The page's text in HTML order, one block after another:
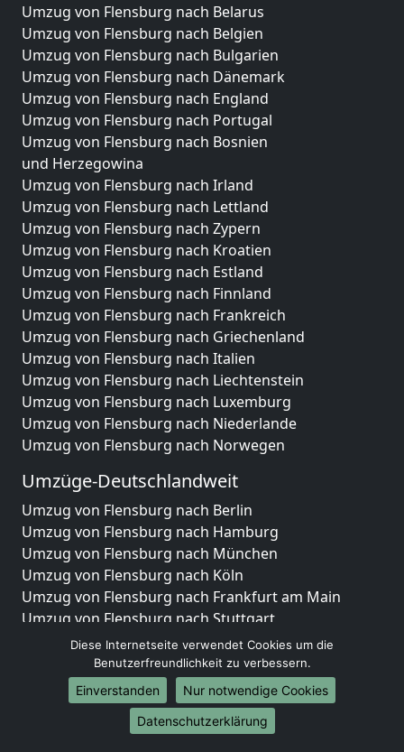
Umzug von Flensburg nach Belarus
Umzug von Flensburg nach Belgien
Umzug von Flensburg nach Bulgarien
Umzug von Flensburg nach Dänemark
Umzug von Flensburg nach England
Umzug von Flensburg nach Portugal
Umzug von Flensburg nach Bosnien
und Herzegowina
Umzug von Flensburg nach Irland
Umzug von Flensburg nach Lettland
Umzug von Flensburg nach Zypern
Umzug von Flensburg nach Kroatien
Umzug von Flensburg nach Estland
Umzug von Flensburg nach Finnland
Umzug von Flensburg nach Frankreich
Umzug von Flensburg nach Griechenland
Umzug von Flensburg nach Italien
Umzug von Flensburg nach Liechtenstein
Umzug von Flensburg nach Luxemburg
Umzug von Flensburg nach Niederlande
Umzug von Flensburg nach Norwegen
Umzüge-Deutschlandweit
Umzug von Flensburg nach Berlin
Umzug von Flensburg nach Hamburg
Umzug von Flensburg nach München
Umzug von Flensburg nach Köln
Umzug von Flensburg nach Frankfurt am Main
Umzug von Flensburg nach Stuttgart
Umzug von Flensburg nach Düsseldorf
Umzug von Flensburg nach Leipzig
Umzug von Flensburg nach Dortmund
Umzug von Flensburg nach Essen
Umzug von Flensburg nach Bremen
Diese Internetseite verwendet Cookies um die
Benutzerfreundlichkeit zu verbessern.
Einverstanden
Nur notwendige Cookies
Datenschutzerklärung